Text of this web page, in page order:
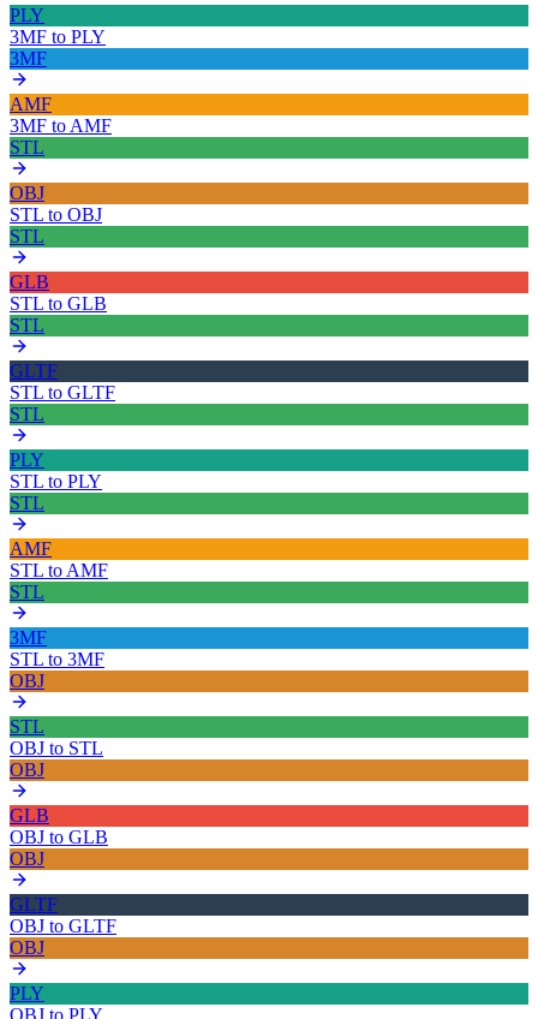
PLY
3MF to PLY
3MF
AMF
3MF to AMF
STL
OBJ
STL to OBJ
STL
GLB
STL to GLB
STL
GLTF
STL to GLTF
STL
PLY
STL to PLY
STL
AMF
STL to AMF
STL
3MF
STL to 3MF
OBJ
STL
OBJ to STL
OBJ
GLB
OBJ to GLB
OBJ
GLTF
OBJ to GLTF
OBJ
PLY
OBJ to PLY